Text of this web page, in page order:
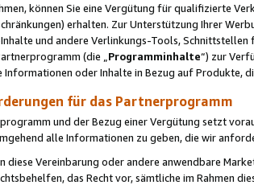
können Sie eine Vergütung für qualifizierte
erhalten. Zur Unterstützung Ihrer
und andere Verlinkungs-Tools,
(die „ Programminhalte“) zur
oder Inhalte in Bezug auf Produkte,
für das Partnerprogramm
und der Bezug einer Vergütung setzt
alle Informationen zu geben, die wir
diese Vereinbarung oder andere anwendbare
das Recht vor, sämtliche im Rahmen